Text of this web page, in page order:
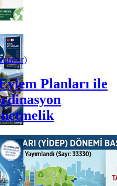
Planları ile